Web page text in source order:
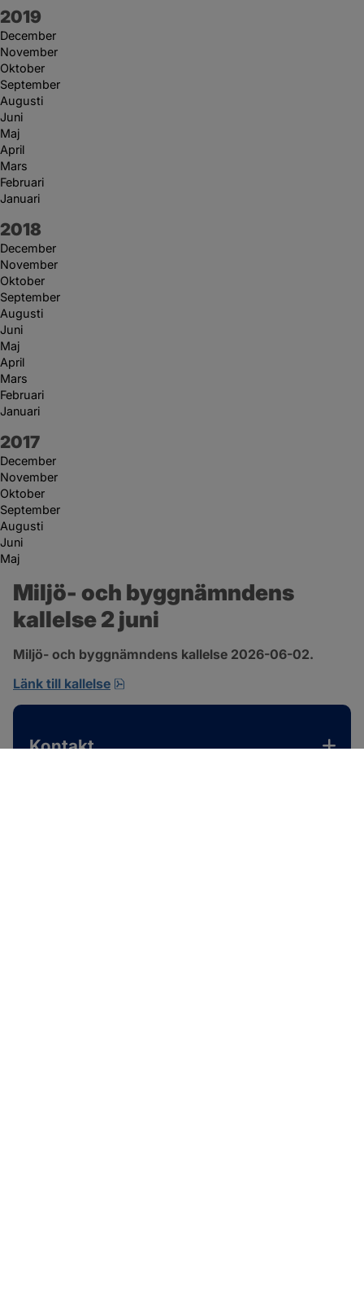
År:
2019
December
November
Oktober
September
Augusti
Juni
Maj
April
Mars
Februari
Januari
År:
2018
December
November
Oktober
September
Augusti
Juni
Maj
April
Mars
Februari
Januari
År:
2017
December
November
Oktober
September
Augusti
Juni
Maj
Miljö- och byggnämndens
kallelse 2 juni
Miljö- och byggnämndens kallelse 2026-06-02.
Länk till kallelse
Kontakt